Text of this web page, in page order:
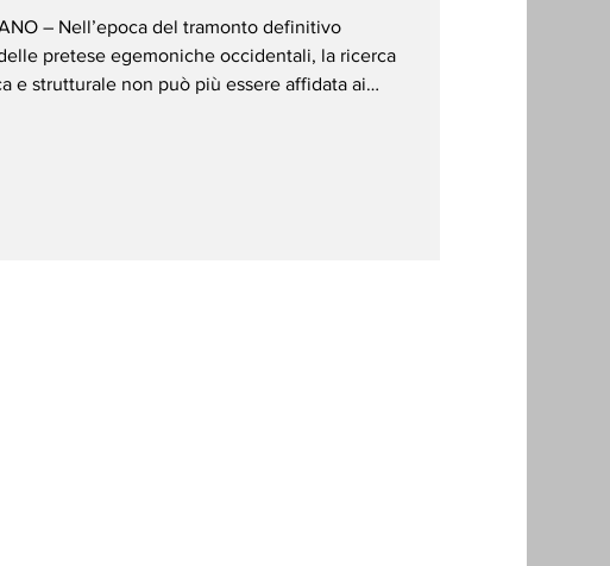
IL RISPETTO DEL
– Nell’epoca del tramonto definitivo
pretese egemoniche occidentali, la ricerca
e strutturale non può più essere affidata ai